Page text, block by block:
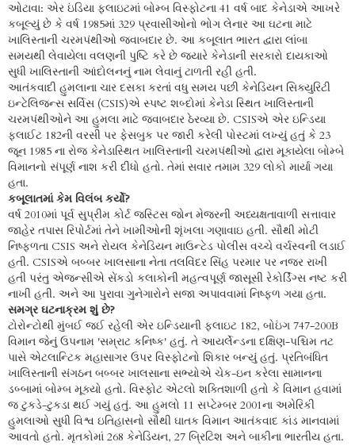
ઓટાવા: એર ઇંડિયા ફ્લાઇટમાં બોમ્બ વિસ્ફોટના 41 વર્ષ બાદ કેનેડાએ આખરે
કબૂલ્યું છે કે વર્ષ 1985માં 329 પ્રવાસીઓનો ભોગ લેનાર આ ઘટના માટે
ખાલિસ્તાની ચરમપંથીઓ જવાબદાર છે. આ કબૂલાત ભારત દ્વારા લાંબા
સમયથી લેવાયેલા વલણની પુષ્ટિ કરે છે જ્યારે કેનેડાની સરકારો દાયકાઓ
સુધી ખાલિસ્તાની આંદોલનનું નામ લેવાનું ટાળતી રહી હતી.
આતંકવાદી હુમલાના ચાર દસકા કરતાં વધુ સમય પછી કેનેડિયન સિક્યુરિટી
ઇન્ટેલિજન્સ સર્વિસ (CSIS)એ સ્પષ્ટ શબ્દોમાં કેનેડા સ્થિત ખાલિસ્તાની
ચરમપંથીઓને આ હુમલા માટે જવાબદાર ઠેરવ્યા છે. CSISએ એર ઇન્ડિયા
ફ્લાઈટ 182ની વરસી પર ફેસબુક પર જારી કરેલી પોસ્ટમાં લખ્યું હતું કે 23
જૂન 1985 ના રોજ કેનેડાસ્થિત ખાલિસ્તાની ચરમપંથીઓ દ્વારા મૂકાયેલા બોમ્બે
વિમાનનો સંપૂર્ણ નાશ કરી દીધો હતો. તેમાં સવાર તમામ 329 લોકો માર્યા ગયા
હતા.
કબૂલાતમાં કેમ વિલંબ કર્યો?
વર્ષ 2010માં પૂર્વ સુપ્રીમ કોર્ટ જસ્ટિસ જોન મેજરની અધ્યક્ષતાવાળી સત્તાવાર
જાહેર તપાસ રિપોર્ટમાં તેને ખામીઓની શૃંખલા ગણાવાઇ હતી. સૌથી મોટી
નિષ્ફળતા CSIS અને રોયલ કેનેડિયન માઉન્ટેડ પોલીસ વચ્ચે વર્ચસ્વની લડાઈ
હતી. CSISએ બબ્બર ખાલસાના નેતા તલવિંદર સિંહ પરમાર પર નજર રાખી
હતી પરંતુ એજન્સીએ સેંકડો કલાકોની મહત્વપૂર્ણ જાસૂસી રેકોર્ડિંગ્સ નષ્ટ કરી
નાખી હતી. અને આ પુરાવા ગુનેગારોને સજા અપાવવામાં નિષ્ફળ ગયા હતા.
સમગ્ર ઘટનાક્રમ શું છે?
ટોરોન્ટોથી મુંબઈ જઈ રહેલી એર ઇન્ડિયાની ફ્લાઇટ 182, બોઇંગ 747-200B
વિમાન જેનું ઉપનામ 'સમ્રાટ કનિષ્ક' હતું. તે આયર્લેન્ડના દક્ષિણ-પશ્ચિમ તટ
પાસે એટલાન્ટિક મહાસાગર ઉપર વિસ્ફોટનો શિકાર બન્યું હતું. પ્રતિબંધિત
ખાલિસ્તાની સંગઠન બબ્બર ખાલસાના સભ્યોએ ચેક-ઇન કરેલા સામાનના
ડબ્બામાં બોમ્બ મૂક્યો હતો. વિસ્ફોટ એટલો શક્તિશાળી હતો કે વિમાન હવામાં
જ ટુકડે-ટુકડા થઈ ગયું હતું. આ હુમલો 11 સપ્ટેમ્બર 2001ના અમેરિકી
હુમલાઓ સુધી વિશ્વ ઇતિહાસનો સૌથી ઘાતક વિમાન આતંકવાદ કાંડ માનવામાં
આવતો હતો. મૃતકોમાં 268 કેનેડિયન, 27 બ્રિટિશ અને બાકીના ભારતીય હતા.